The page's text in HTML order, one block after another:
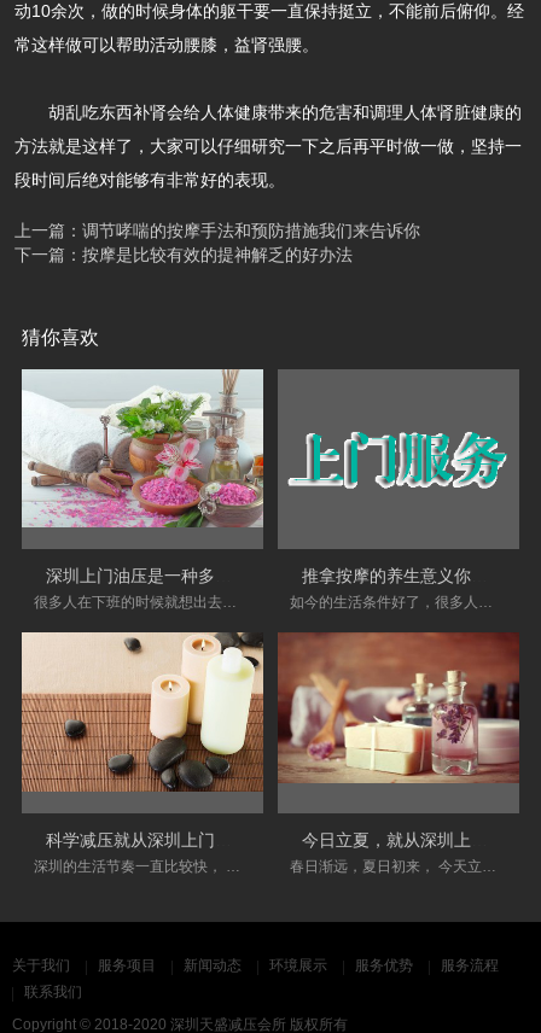
动10余次，做的时候身体的躯干要一直保持挺立，不能前后俯仰。经
常这样做可以帮助活动腰膝，益肾强腰。
胡乱吃东西补肾会给人体健康带来的危害和调理人体肾脏健康的
方法就是这样了，大家可以仔细研究一下之后再平时做一做，坚持一
段时间后绝对能够有非常好的表现。
上一篇：调节哮喘的按摩手法和预防措施我们来告诉你
下一篇：按摩是比较有效的提神解乏的好办法
猜你喜欢
很多人在下班的时候就想出去浪一下， 也有些人 如今的生活条件好了，很多人经常会到按摩会所
深圳的生活节奏一直比较快， 很多人面临着工作 春日渐远，夏日初来， 今天立夏代表着夏季的开
关于我们 服务项目 新闻动态 环境展示 服务优势
服务流程
联系我们
Copyright © 2018-2020 深圳天盛减压会所 版权所有